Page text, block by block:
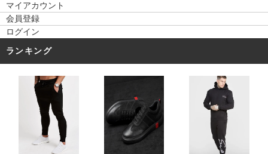
マイアカウント
会員登録
ログイン
ランキング